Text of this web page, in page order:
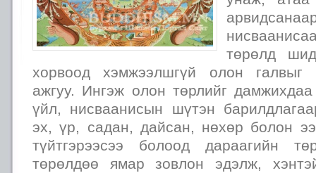
төрөлд
хорвоод хэмжээлшгүй олон галвыг
ажгуу. Ингэж олон төрлийг
үйл, нисваанисын шүтэн
эх, үр, садан, дайсан, нөхөр болон
түйтгэрээсээ болоод дараагийн
төрөлдөө ямар зовлон эдэлж,